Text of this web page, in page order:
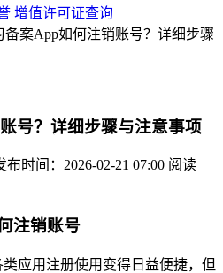
增值许可证查询
备案App如何注销账号？详细步骤
号？详细步骤与注意事项
布时间：2026-02-21 07:00 阅读
注销账号
应用注册使用变得日益便捷，但